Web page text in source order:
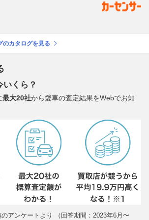
のカタログを見る
いくら？
最大20社から愛車の査定結果をWebでお知
アンケートより （回答期間：2023年6月〜